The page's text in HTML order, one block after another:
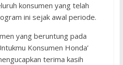
konsumen yang telah
ini sejak awal periode.
yang beruntung pada
Konsumen Honda’
terima kasih